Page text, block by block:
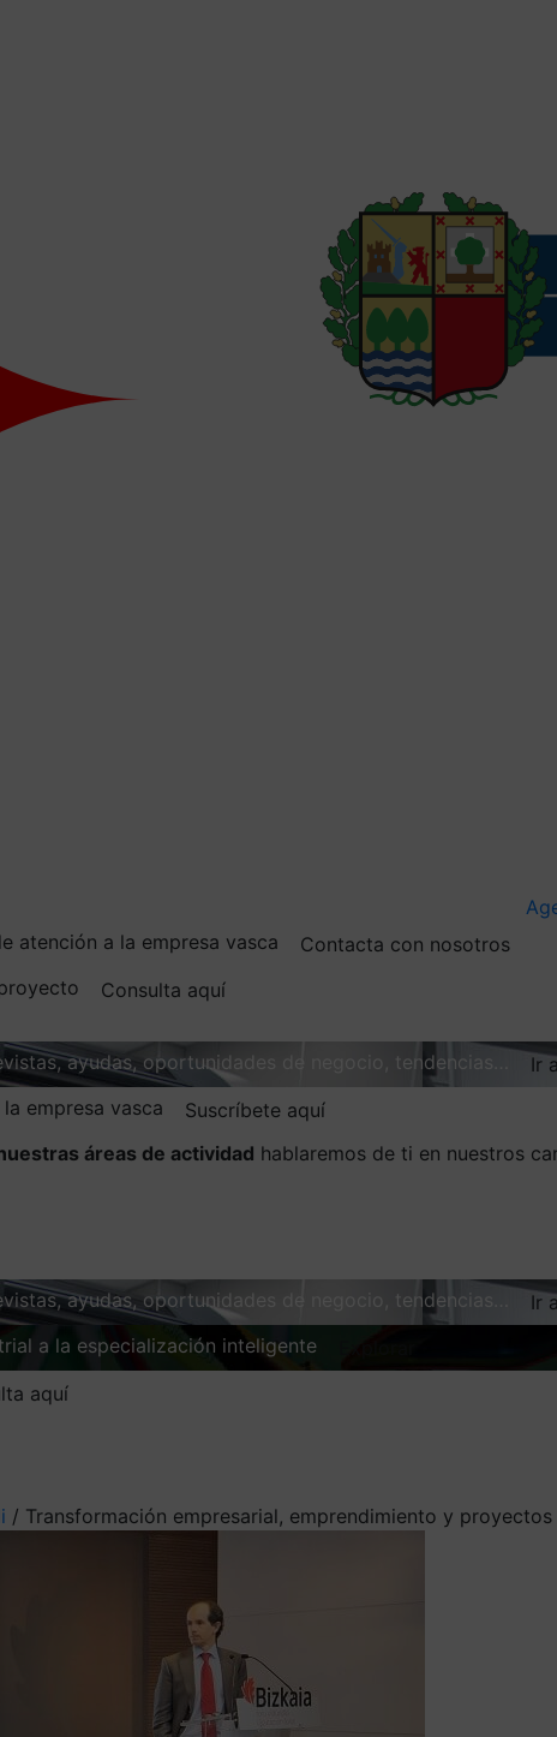
atención a la empresa vasca
Contacta con nosotros
Consulta aquí
ayudas, oportunidades de negocio, tendencias…
Ir
empresa vasca
Suscríbete aquí
áreas de actividad hablaremos de ti en nuestros
ayudas, oportunidades de negocio, tendencias…
Ir
a la especialización inteligente
aquí
/ Transformación empresarial, emprendimiento y